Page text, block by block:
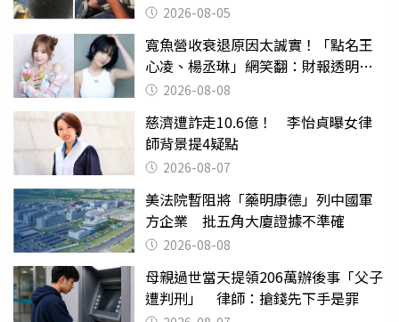
2026-08-05
寬魚營收衰退原因太誠實！「點名王
心凌、楊丞琳」網笑翻：財報透明度
滿分2026-08-08
慈濟遭詐走10.6億！ 李怡貞曝女律
師背景提4疑點
2026-08-07
美法院暫阻將「藥明康德」列中國軍
方企業 批五角大廈證據不準確
2026-08-08
母親過世當天提領206萬辦後事「父子
遭判刑」 律師：搶錢先下手是罪